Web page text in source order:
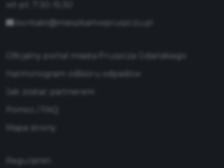
kontakt@mieszkamwpruszczu.pl
Oficjalny portal miasta Pruszcza Gdańskiego
Harmonogram odbioru odpadów
Jak zostać partnerem
Mapa strony
Regulamin